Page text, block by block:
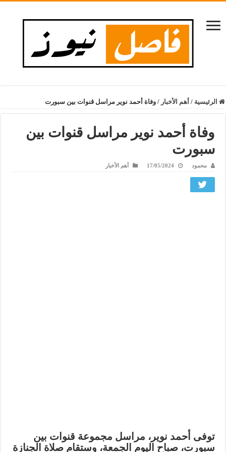
الرئيسية / أهم الأخبار / وفاة أحمد نوير مراسل قنوات بين سبورت
وفاة أحمد نوير مراسل قنوات بين
سبورت
محمود 17/05/2024 أهم الأخبار
توفى أحمد نوير، مراسل مجموعة قنوات بين
سبورت، صباح اليوم الجمعة، وستقام صلاة الجنازة